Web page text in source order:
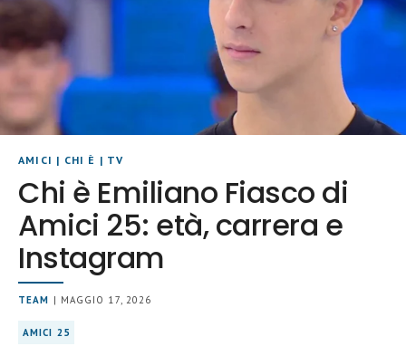
AMICI | CHI È | TV
Chi è Emiliano Fiasco di
Amici 25: età, carrera e
Instagram
TEAM | MAGGIO 17, 2026
AMICI 25